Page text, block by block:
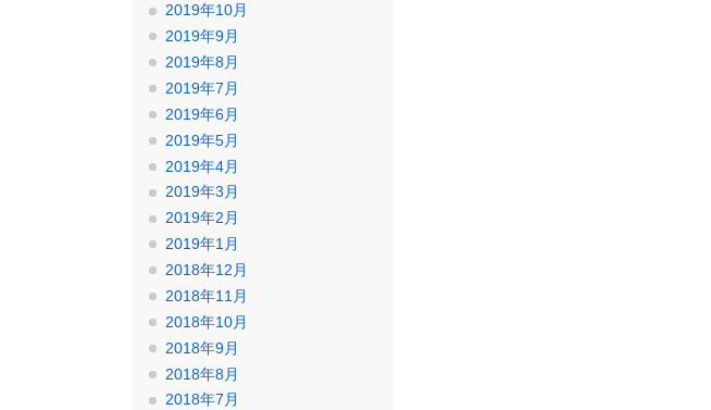
2019年10月
2019年9月
2019年8月
2019年7月
2019年6月
2019年5月
2019年4月
2019年3月
2019年2月
2019年1月
2018年12月
2018年11月
2018年10月
2018年9月
2018年8月
2018年7月